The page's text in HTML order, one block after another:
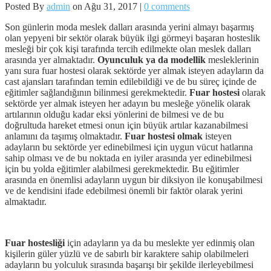
Posted By admin on Ağu 31, 2017 | 0 comments
Son günlerin moda meslek dalları arasında yerini almayı başarmış
olan yepyeni bir sektör olarak büyük ilgi görmeyi başaran hosteslik
mesleği bir çok kişi tarafında tercih edilmekte olan meslek dalları
arasında yer almaktadır. Oyunculuk ya da modellik mesleklerinin
yanı sura fuar hostesi olarak sektörde yer almak isteyen adayların da
cast ajansları tarafından temin edilebildiği ve de bu süreç içinde de
eğitimler sağlandığının bilinmesi gerekmektedir. Fuar hostesi olarak
sektörde yer almak isteyen her adayın bu mesleğe yönelik olarak
artılarının olduğu kadar eksi yönlerini de bilmesi ve de bu
doğrultuda hareket etmesi onun için büyük artılar kazanabilmesi
anlamını da taşımış olmaktadır. Fuar hostesi olmak isteyen
adayların bu sektörde yer edinebilmesi için uygun vücut hatlarına
sahip olması ve de bu noktada en iyiler arasında yer edinebilmesi
için bu yolda eğitimler alabilmesi gerekmektedir. Bu eğitimler
arasında en önemlisi adayların uygun bir diksiyon ile konuşabilmesi
ve de kendisini ifade edebilmesi önemli bir faktör olarak yerini
almaktadır.
Fuar hostesliği için adayların ya da bu meslekte yer edinmiş olan
kişilerin güler yüzlü ve de sabırlı bir karaktere sahip olabilmeleri
adayların bu yolculuk sırasında başarışı bir şekilde ilerleyebilmesi